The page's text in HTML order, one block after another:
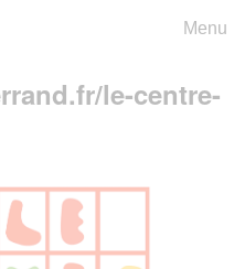
Menu
le-centre-